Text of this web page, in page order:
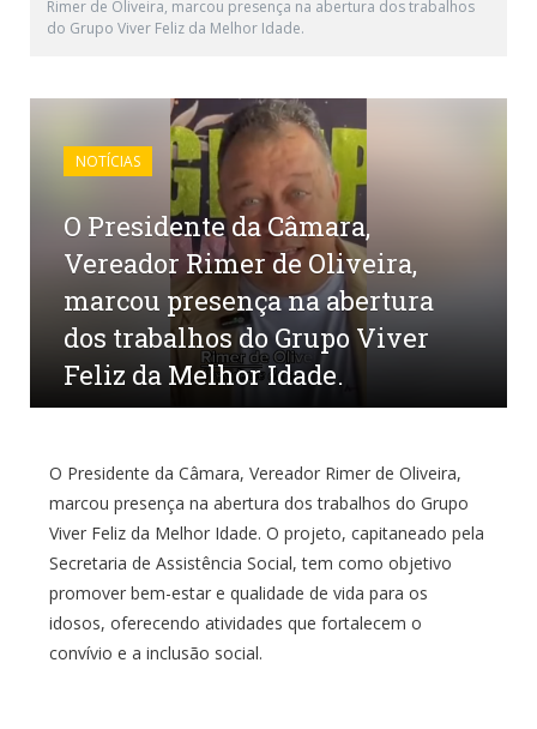
Rimer de Oliveira, marcou presença na abertura dos trabalhos
do Grupo Viver Feliz da Melhor Idade.
NOTÍCIAS
O Presidente da Câmara,
Vereador Rimer de Oliveira,
marcou presença na abertura
dos trabalhos do Grupo Viver
Feliz da Melhor Idade.
O Presidente da Câmara, Vereador Rimer de Oliveira,
marcou presença na abertura dos trabalhos do Grupo
Viver Feliz da Melhor Idade. O projeto, capitaneado pela
Secretaria de Assistência Social, tem como objetivo
promover bem-estar e qualidade de vida para os
idosos, oferecendo atividades que fortalecem o
convívio e a inclusão social.